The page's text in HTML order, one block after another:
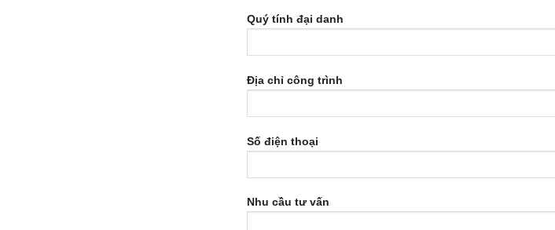
Quý tính đại danh
Địa chỉ công trình
Số điện thoại
Nhu cầu tư vấn